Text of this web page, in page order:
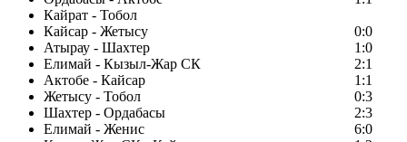
Кайрат - Тобол
Кайсар - Жетысу
0:0
Атырау - Шахтер
1:0
Елимай - Кызыл-Жар СК
2:1
Актобе - Кайсар
1:1
Жетысу - Тобол
0:3
Шахтер - Ордабасы
2:3
Елимай - Женис
6:0